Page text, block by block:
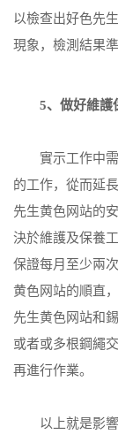
以檢查出好色先
現象，檢測結果
5、做好維護
實示工作中需
的工作，從而延
先生黄色网站的
決於維護及保養
保證每月至少兩
黄色网站的順直
先生黄色网站和
或者或多根鋼繩
再進行作業。
以上就是影響